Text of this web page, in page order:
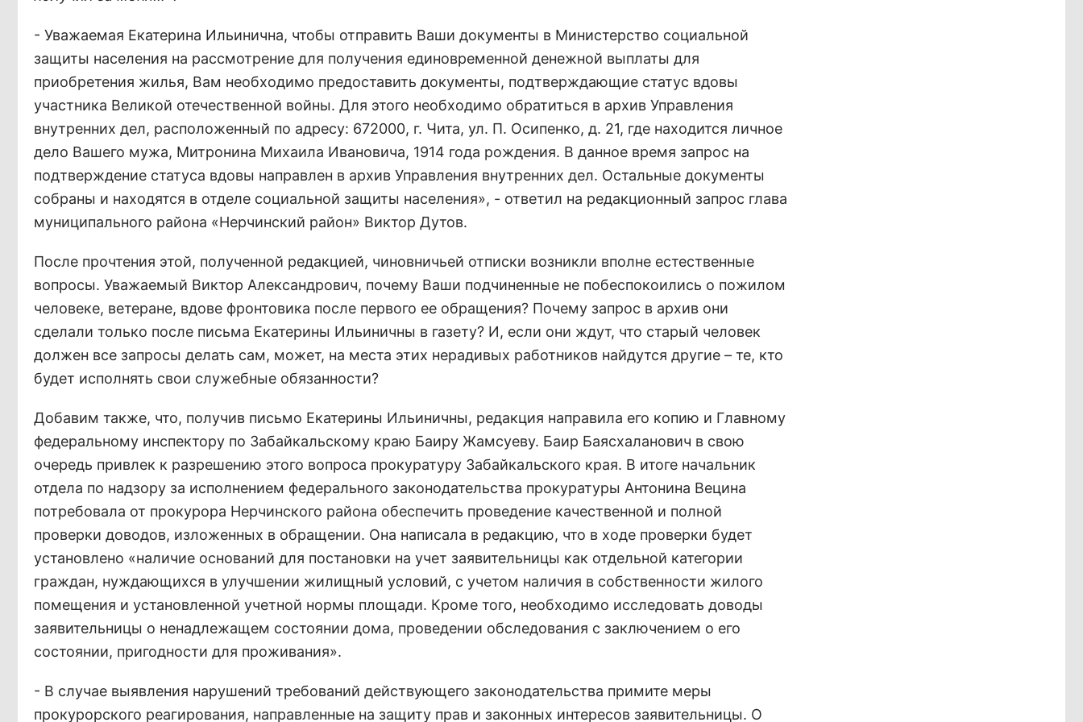
- Уважаемая Екатерина Ильинична, чтобы отправить Ваши документы в Министерство социальной
защиты населения на рассмотрение для получения единовременной денежной выплаты для
приобретения жилья, Вам необходимо предоставить документы, подтверждающие статус вдовы
участника Великой отечественной войны. Для этого необходимо обратиться в архив Управления
внутренних дел, расположенный по адресу: 672000, г. Чита, ул. П. Осипенко, д. 21, где находится личное
дело Вашего мужа, Митронина Михаила Ивановича, 1914 года рождения. В данное время запрос на
подтверждение статуса вдовы направлен в архив Управления внутренних дел. Остальные документы
собраны и находятся в отделе социальной защиты населения», - ответил на редакционный запрос глава
муниципального района «Нерчинский район» Виктор Дутов.
После прочтения этой, полученной редакцией, чиновничьей отписки возникли вполне естественные
вопросы. Уважаемый Виктор Александрович, почему Ваши подчиненные не побеспокоились о пожилом
человеке, ветеране, вдове фронтовика после первого ее обращения? Почему запрос в архив они
сделали только после письма Екатерины Ильиничны в газету? И, если они ждут, что старый человек
должен все запросы делать сам, может, на места этих нерадивых работников найдутся другие – те, кто
будет исполнять свои служебные обязанности?
Добавим также, что, получив письмо Екатерины Ильиничны, редакция направила его копию и Главному
федеральному инспектору по Забайкальскому краю Баиру Жамсуеву. Баир Баясхаланович в свою
очередь привлек к разрешению этого вопроса прокуратуру Забайкальского края. В итоге начальник
отдела по надзору за исполнением федерального законодательства прокуратуры Антонина Вецина
потребовала от прокурора Нерчинского района обеспечить проведение качественной и полной
проверки доводов, изложенных в обращении. Она написала в редакцию, что в ходе проверки будет
установлено «наличие оснований для постановки на учет заявительницы как отдельной категории
граждан, нуждающихся в улучшении жилищный условий, с учетом наличия в собственности жилого
помещения и установленной учетной нормы площади. Кроме того, необходимо исследовать доводы
заявительницы о ненадлежащем состоянии дома, проведении обследования с заключением о его
состоянии, пригодности для проживания».
- В случае выявления нарушений требований действующего законодательства примите меры
прокурорского реагирования, направленные на защиту прав и законных интересов заявительницы. О